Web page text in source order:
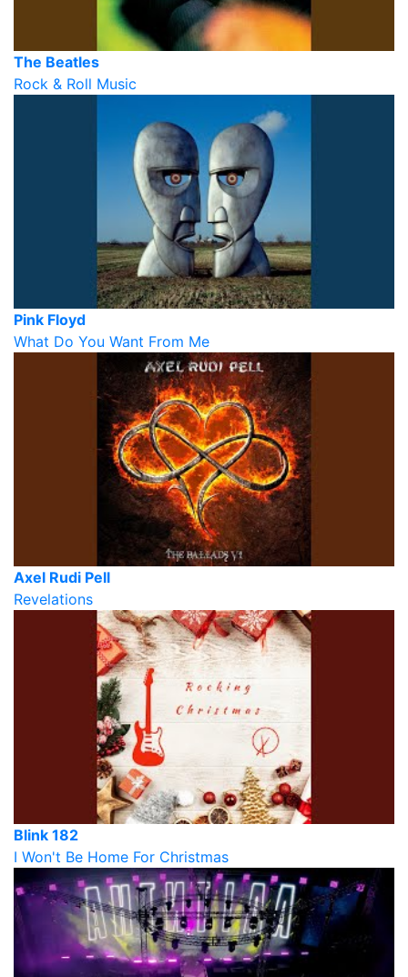
The Beatles
Rock & Roll Music
Pink Floyd
What Do You Want From Me
Axel Rudi Pell
Revelations
Blink 182
I Won't Be Home For Christmas